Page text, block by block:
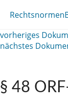
Rechtsnormen
vorheriges
nächstes
§ 48